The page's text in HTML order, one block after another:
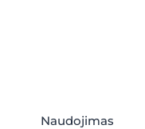
Naudojimas